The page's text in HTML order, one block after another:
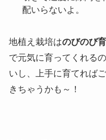
配いらないよ。
地植え栽培はのびのび
で元気に育ってくれる
いし、上手に育てれば
きちゃうかも～！